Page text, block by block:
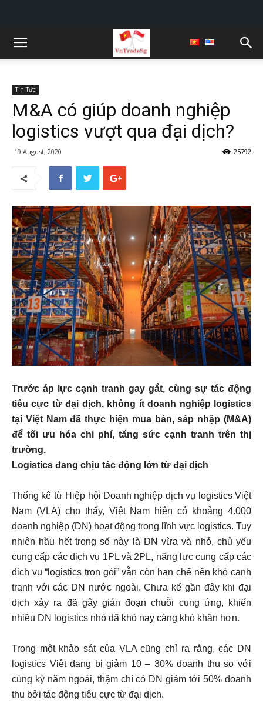
Tin Tức
M&A có giúp doanh nghiệp
logistics vượt qua đại dịch?
19 August, 2020 25792
Trước áp lực cạnh tranh gay gắt, cùng sự tác động
tiêu cực từ đại dịch, không ít doanh nghiệp logistics
tại Việt Nam đã thực hiện mua bán, sáp nhập (M&A)
để tối ưu hóa chi phí, tăng sức cạnh tranh trên thị
trường.
Logistics đang chịu tác động lớn từ đại dịch
Thống kê từ Hiệp hội Doanh nghiệp dịch vụ logistics Việt
Nam (VLA) cho thấy, Việt Nam hiện có khoảng 4.000
doanh nghiệp (DN) hoạt động trong lĩnh vực logistics. Tuy
nhiên hầu hết trong số này là DN vừa và nhỏ, chủ yếu
cung cấp các dịch vụ 1PL và 2PL, năng lực cung cấp các
dịch vụ “logistics trọn gói” vẫn còn hạn chế nên khó cạnh
tranh với các DN nước ngoài. Chưa kể gần đây khi đại
dịch xảy ra đã gây gián đoạn chuỗi cung ứng, khiến
nhiều DN logistics nhỏ đã khó nay càng khó khăn hơn.
Trong một khảo sát của VLA cũng chỉ ra rằng, các DN
logistics Việt đang bị giảm 10 – 30% doanh thu so với
cùng kỳ năm ngoái, thậm chí có DN giảm tới 50% doanh
thu bởi tác động tiêu cực từ đại dịch.